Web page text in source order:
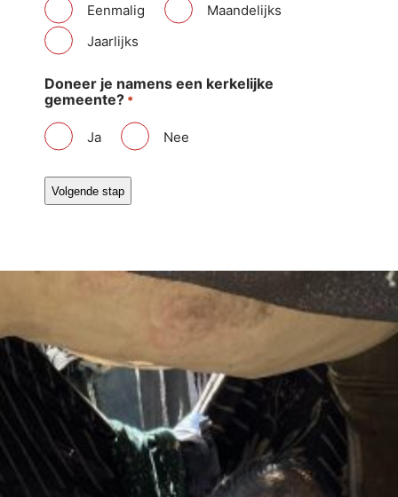
Eenmalig
Maandelijks
Jaarlijks
Doneer je namens een kerkelijke
gemeente? *
Ja Nee